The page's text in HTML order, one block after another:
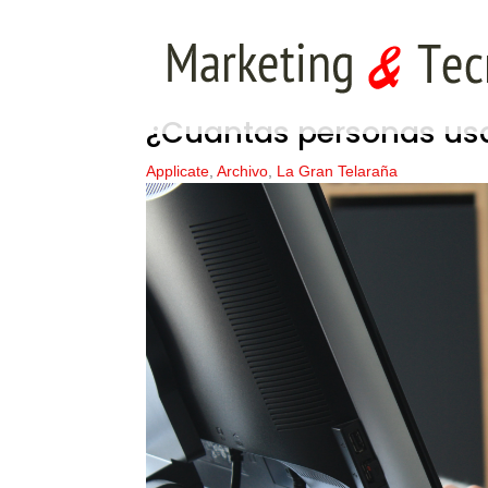
¿Cuantas personas
Applicate ,Archivo La Gran Telaraña